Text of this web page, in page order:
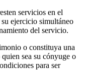
servicios en el
ejercicio simultáneo
del servicio.
o constituya una
sea su cónyuge o
para ser